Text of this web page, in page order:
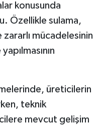
konusunda
Özellikle sulama,
mücadelesinin
üreticilerin
teknik
mevcut gelişim